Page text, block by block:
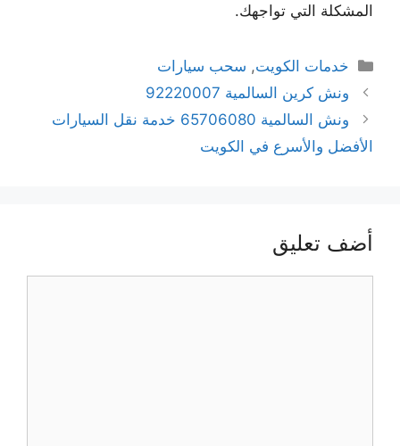
المشكلة التي تواجهك.
التصنيفات
خدمات الكويت, سحب سيارات
ونش كرين السالمية 92220007
ونش السالمية 65706080 خدمة نقل السيارات
الأفضل والأسرع في الكويت
أضف تعليق